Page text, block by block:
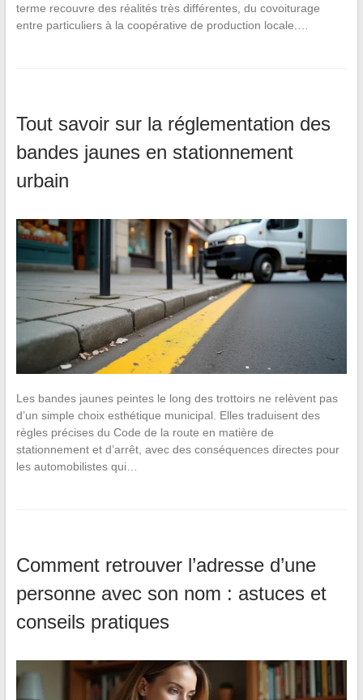
terme recouvre des réalités très différentes, du covoiturage
entre particuliers à la coopérative de production locale.…
Tout savoir sur la réglementation des
bandes jaunes en stationnement
urbain
Les bandes jaunes peintes le long des trottoirs ne relèvent pas
d’un simple choix esthétique municipal. Elles traduisent des
règles précises du Code de la route en matière de
stationnement et d’arrêt, avec des conséquences directes pour
les automobilistes qui…
Comment retrouver l’adresse d’une
personne avec son nom : astuces et
conseils pratiques